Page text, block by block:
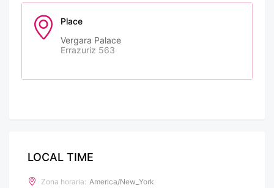
Place
Vergara Palace
Errazuriz 563
LOCAL TIME
Zona horaria: America/New_York